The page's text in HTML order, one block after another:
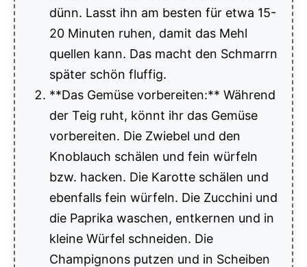
dünn. Lasst ihn am besten für etwa 15-
20 Minuten ruhen, damit das Mehl
quellen kann. Das macht den Schmarrn
später schön fluffig.
**Das Gemüse vorbereiten:** Während
der Teig ruht, könnt ihr das Gemüse
vorbereiten. Die Zwiebel und den
Knoblauch schälen und fein würfeln
bzw. hacken. Die Karotte schälen und
ebenfalls fein würfeln. Die Zucchini und
die Paprika waschen, entkernen und in
kleine Würfel schneiden. Die
Champignons putzen und in Scheiben